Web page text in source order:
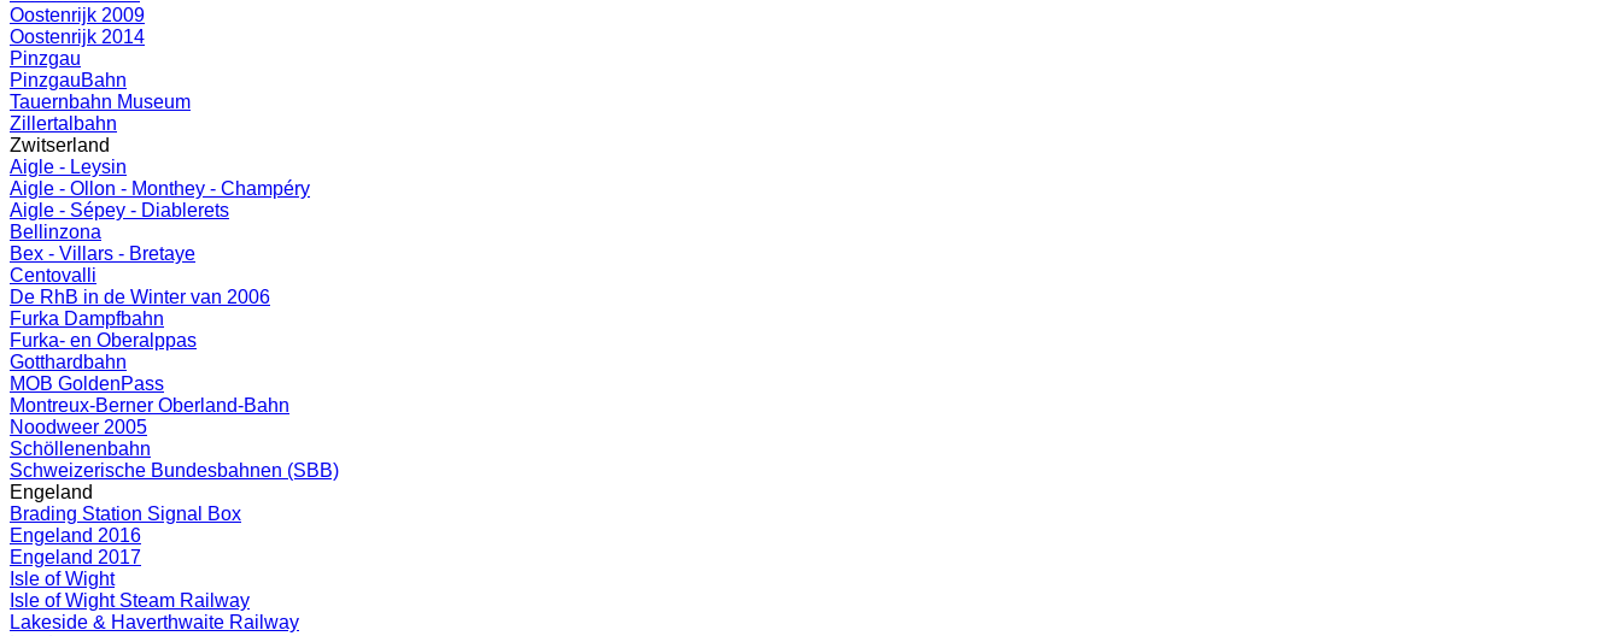
Oostenrijk 2009
Oostenrijk 2014
Pinzgau
PinzgauBahn
Tauernbahn Museum
Zillertalbahn
Zwitserland
Aigle - Leysin
Aigle - Ollon - Monthey - Champéry
Aigle - Sépey - Diablerets
Bellinzona
Bex - Villars - Bretaye
Centovalli
De RhB in de Winter van 2006
Furka Dampfbahn
Furka- en Oberalppas
Gotthardbahn
MOB GoldenPass
Montreux-Berner Oberland-Bahn
Noodweer 2005
Schöllenenbahn
Schweizerische Bundesbahnen (SBB)
Engeland
Brading Station Signal Box
Engeland 2016
Engeland 2017
Isle of Wight
Isle of Wight Steam Railway
Lakeside & Haverthwaite Railway